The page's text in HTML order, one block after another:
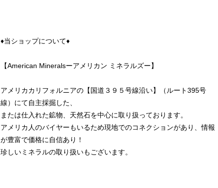
♦︎当ショップについて♦︎
【American Mineralsーアメリカン ミネラルズー】
アメリカカリフォルニアの【国道３９５号線沿い】（ルート395号
線）にて自主採掘した、
または仕入れた鉱物、天然石を中心に取り扱っております。
アメリカ人のバイヤーもいるため現地でのコネクションがあり、情報
が豊富で価格に自信あり！
珍しいミネラルの取り扱いもございます。